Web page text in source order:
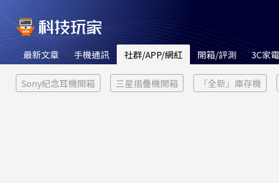
最新文章 手機通訊 社群/APP/網紅 開箱/評測 3C家電
Sony紀念耳機開箱 三星摺疊機開箱 「全新」庫存機